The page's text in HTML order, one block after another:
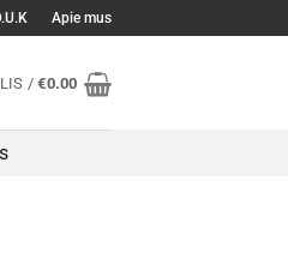
Apie mus
/€0.00